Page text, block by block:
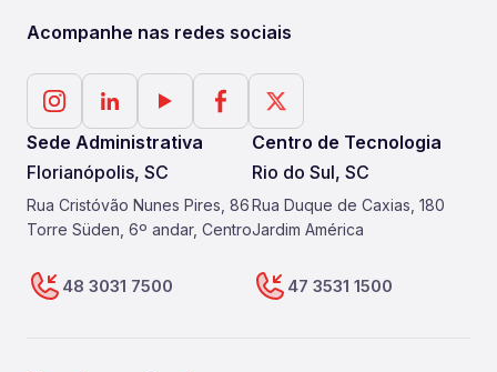
Acompanhe nas redes sociais
Sede Administrativa
Florianópolis, SC
Rua Cristóvão Nunes Pires, 86
Torre Süden, 6º andar, Centro
48 3031 7500
Centro de Tecnologia
Rio do Sul, SC
Rua Duque de Caxias, 180
Jardim América
47 3531 1500